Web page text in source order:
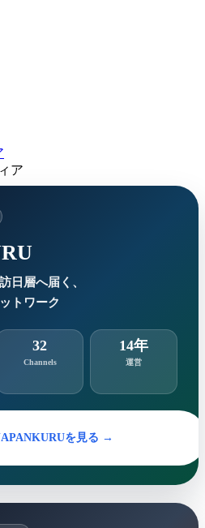
ア
日層へ届く、
トワーク
32
Channels
14年
運営
を見る →